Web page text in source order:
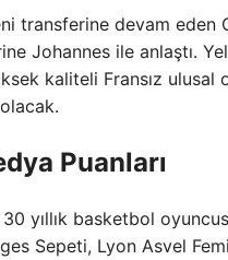
transferine devam eden
Johannes ile anlaştı.
kaliteli Fransız ulusal
Puanları
yıllık basketbol
Sepeti, Lyon Asvel